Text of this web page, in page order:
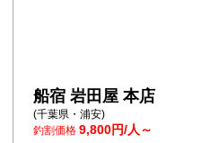
船宿 岩田屋 本店
(千葉県・浦安)
釣割価格 9,800円/人～